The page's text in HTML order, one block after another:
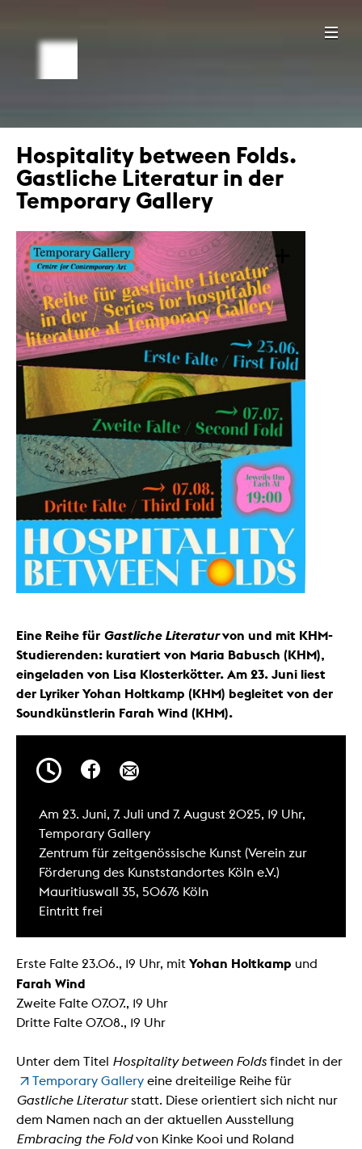
Hospitality between Folds.
Gastliche Literatur in der
Temporary Gallery
+
Eine Reihe für Gastliche Literaturvon und mit KHM-
Studierenden: kuratiert von Maria Babusch (KHM),
eingeladen von Lisa Klosterkötter. Am 23. Juni liest
der Lyriker Yohan Holtkamp (KHM) begleitet von der
Soundkünstlerin Farah Wind (KHM).
Am 23. Juni, 7. Juli und 7. August 2025, 19 Uhr,
Temporary Gallery
Zentrum für zeitgenössische Kunst (Verein zur
Förderung des Kunststandortes Köln e.V.)
Mauritiuswall 35, 50676 Köln
Eintritt frei
Erste Falte 23.06., 19 Uhr, mit Yohan Holtkamp und
Farah Wind
Zweite Falte 07.07., 19 Uhr
Dritte Falte 07.08., 19 Uhr
Unter dem Titel Hospitality between Folds findet in der
Temporary Gallery eine dreiteilige Reihe für
Gastliche Literaturstatt. Diese orientiert sich nicht nur
dem Namen nach an der aktuellen Ausstellung
Embracing the Foldvon Kinke Kooi und Roland